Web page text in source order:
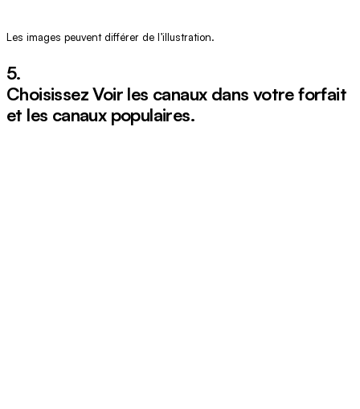
Les images peuvent différer de l’illustration.
5.
ChoisissezVoir les canaux dans votre forfait
et les canaux populaires.